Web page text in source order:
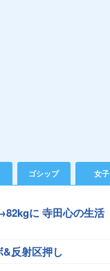
ゴシップ 女子
に 寺田心の生活
反射区押し